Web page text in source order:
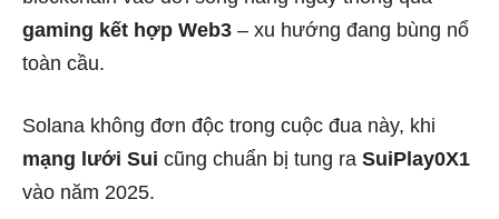
gaming kết hợp Web3 – xu hướng đang bùng nổ
toàn cầu.
Solana không đơn độc trong cuộc đua này, khi
mạng lưới Sui cũng chuẩn bị tung ra SuiPlay0X1
vào năm 2025.